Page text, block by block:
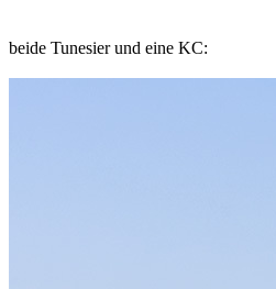
beide Tunesier und eine KC: